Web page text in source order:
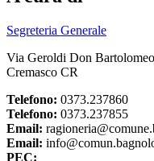
Segreteria Generale
Via Geroldi Don
Cremasco CR
Telefono: 0373.237860
Telefono: 0373.237855
Email:
Email:
PEC: